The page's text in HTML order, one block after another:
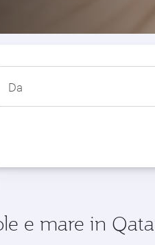
Da
e mare in